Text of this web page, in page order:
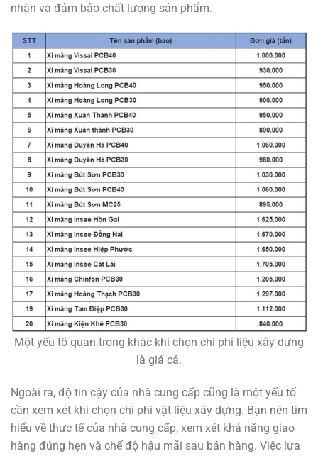
nhận và đảm bảo chất lượng sản phẩm.
Một yếu tố quan trọng khác khi chọn chi phí liệu xây dựng
là giá cả.
Ngoài ra, độ tin cậy của nhà cung cấp cũng là một yếu tố
cần xem xét khi chọn chi phí vật liệu xây dựng. Bạn nên tìm
hiểu về thực tế của nhà cung cấp, xem xét khả năng giao
hàng đúng hẹn và chế độ hậu mãi sau bán hàng. Việc lựa